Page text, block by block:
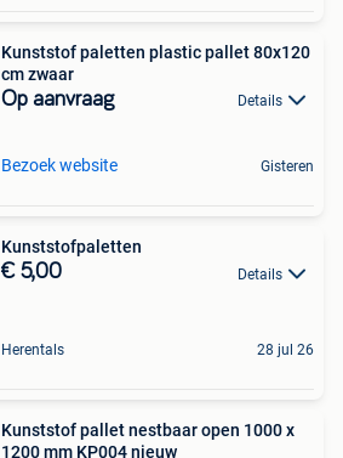
Kunststof paletten plastic pallet 80x120
cm zwaar
Op aanvraag Details
Bezoek website Gisteren
Kunststofpaletten
€ 5,00 Details
Herentals 28 jul 26
Kunststof pallet nestbaar open 1000 x
1200 mm KP004 nieuw